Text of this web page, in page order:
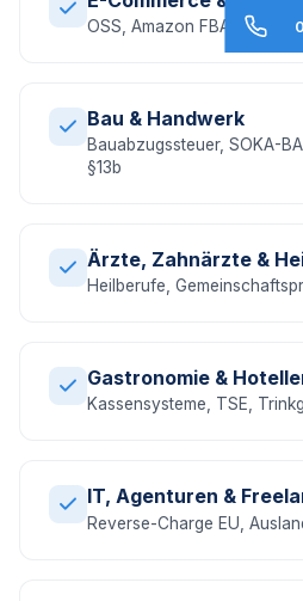
OSS, Amazon FBA, EU-
Bau & Handwerk
Bauabzugssteuer, SOKA-
§13b
Ärzte, Zahnärzte &
Heilberufe,
Gastronomie &
Kassensysteme, TSE,
IT, Agenturen &
Reverse-Charge EU,